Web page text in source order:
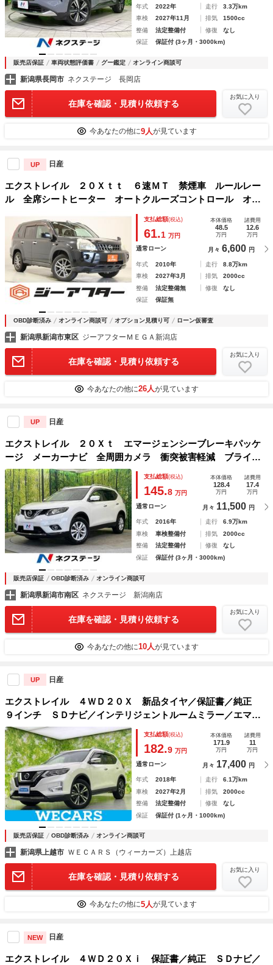
年式 2022年 走行
3.3万km
車検
2027年11月 排気
1500cc
整備
法定整備付 修復
なし
保証
保証付 (3ヶ月・3000km)
販売店保証 車両状態評価書 グー鑑定 オンライン商談可
新潟県長岡市 ネクステージ 長岡店
在庫を確認・見積り依頼する
お気に入り
今あなたの他に9人が見ています
UP 日産
エクストレイル ２０Ｘｔｔ ６速ＭＴ 禁煙車 ルールレー
ル 全席シートヒーター オートクルーズコントロール オー
トライト 電動格納ミラー ＣＤ再生 衝突安全ボディ 社外
１７インチアルミホイール ＳＰＳエアバッグ ブレーキＬＳ
Ｄ
支払総額(税込)
61.1 万円
本体価格
48.5
万円
諸費用
12.6
万円
通常ローン 月々 6,600 円
年式 2010年 走行
8.8万km
車検
2027年3月 排気
2000cc
整備
法定整備無 修復
なし
保証
保証無
OBD診断済み オンライン商談可 オプション見積り可 ローン仮審査
新潟県新潟市東区 ジーアフターＭＥＧＡ新潟店
在庫を確認・見積り依頼する
お気に入り
今あなたの他に26人が見ています
UP 日産
エクストレイル ２０Ｘｔ エマージェンシーブレーキパッケ
ージ メーカーナビ 全周囲カメラ 衝突被害軽減 ブライン
ドスポットモニター 禁煙車 ハンズフリー電動リアゲート
前後ドラレコ コーナーセンサー パーキングアシスト ＬＥ
Ｄヘッド ルーフレール クルコン
支払総額(税込)
145.8 万円
本体価格
128.4
万円
諸費用
17.4
万円
通常ローン 月々 11,500 円
年式 2016年 走行
6.9万km
車検
車検整備付 排気
2000cc
整備
法定整備付 修復
なし
保証
保証付 (3ヶ月・3000km)
販売店保証 OBD診断済み オンライン商談可
新潟県新潟市南区 ネクステージ 新潟南店
在庫を確認・見積り依頼する
お気に入り
今あなたの他に10人が見ています
UP 日産
エクストレイル ４ＷＤ２０Ｘ 新品タイヤ／保証書／純正
９インチ ＳＤナビ／インテリジェントルームミラー／エマー
ジェンシーブレーキ／車線逸脱防止支援システム／シート 合
皮／ヘッドランプ ＬＥＤ／Ｂｌｕｅｔｏｏｔｈ接続／ＥＴＣ
支払総額(税込)
182.9 万円
本体価格
171.9
万円
諸費用
11
万円
通常ローン 月々 17,400 円
年式 2018年 走行
6.1万km
車検
2027年2月 排気
2000cc
整備
法定整備付 修復
なし
保証
保証付 (1ヶ月・1000km)
販売店保証 OBD診断済み オンライン商談可
新潟県上越市 ＷＥＣＡＲＳ（ウィーカーズ）上越店
在庫を確認・見積り依頼する
お気に入り
今あなたの他に5人が見ています
NEW 日産
エクストレイル ４ＷＤ２０Ｘｉ 保証書／純正 ＳＤナビ／